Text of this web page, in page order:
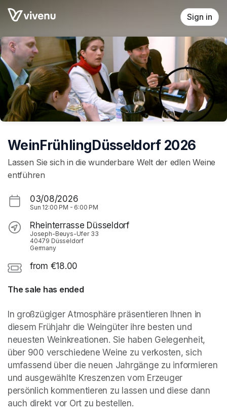
Skip header
Sign in
WeinFrühlingDüsseldorf 2026
Lassen Sie sich in die wunderbare Welt der edlen Weine
entführen
03/08/2026
Sun 12:00 PM - 6:00 PM
Rheinterrasse Düsseldorf
Joseph-Beuys-Ufer 33
40479 Düsseldorf
Germany
from €18.00
The sale has ended
In großzügiger Atmosphäre präsentieren Ihnen in
diesem Frühjahr die Weingüter ihre besten und
neuesten Weinkreationen. Sie haben Gelegenheit,
über 900 verschiedene Weine zu verkosten, sich
umfassend über die neuen Jahrgänge zu informieren
und ausgewählte Kreszenzen vom Erzeuger
persönlich kommentieren zu lassen und diese dann
auch direkt vor Ort zu bestellen.